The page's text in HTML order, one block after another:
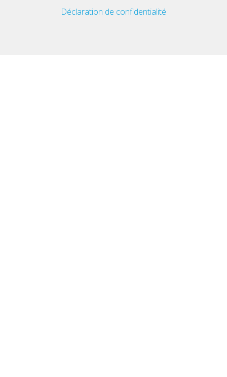
Déclaration de confidentialité